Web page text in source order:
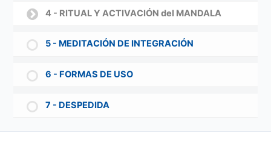
4 - RITUAL Y ACTIVACIÓN del MANDALA
5 - MEDITACIÓN DE INTEGRACIÓN
6 - FORMAS DE USO
7 - DESPEDIDA